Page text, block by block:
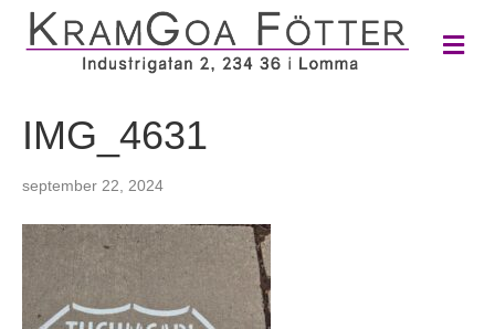
M
e
IMG_4631
september 22, 2024